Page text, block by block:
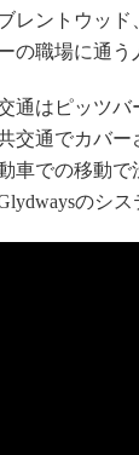
レントウッ
の職場に通う
通はピッツバ
交通でカバ
車での移動
のシ